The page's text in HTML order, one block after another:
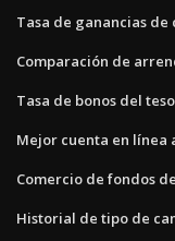
Tasa de ganancias de
Comparación de
Tasa de bonos del
Mejor cuenta en línea
Comercio de fondos
Historial de tipo de